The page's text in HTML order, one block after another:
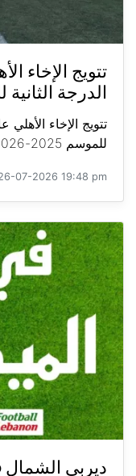
تتويج الإخاء
الدرجة الثانية
تتويج الإخاء
للموسم 2025-2026 ...
07-2026 19:48 pm